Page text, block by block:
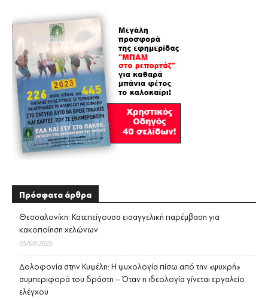
Πρόσφατα άρθρα
Θεσσαλονίκη: Κατεπείγουσα εισαγγελική παρέμβαση για
κακοποίηση χελώνων
05/08/2026
Δολοφονία στην Κυψέλη: Η ψυχολογία πίσω από την «ψυχρή»
συμπεριφορά του δράστη – Όταν η ιδεολογία γίνεται εργαλείο
ελέγχου